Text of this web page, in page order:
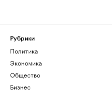
Рубрики
Политика
Экономика
Общество
Бизнес